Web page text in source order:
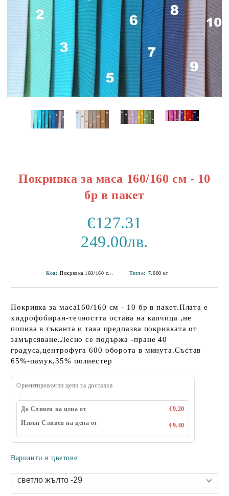
Покривка за маса 160/160 см - 10
бр в пакет
€127.31
249.00лв.
Код: Тегло: 7.000 кг
Покривка за маса160/160 см - 10 бр в пакет.Плата е
хидрофобиран-течността остава на капчица ,не
попива в тъканта и така предпазва покривката от
замърсяване.Лесно се подържа -пране 40
градуса,центрофуга 600 оборота в минута.Състав
65%-памук,35% полиестер
Ориентировъчни цени за доставка
До Сливен на цена от
€9.20
Извън Сливен на цена от
€9.40
Варианти в цветове: